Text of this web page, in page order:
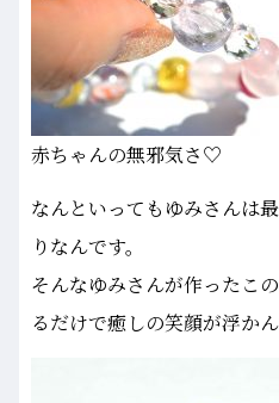
赤ちゃんの無邪気さ♡
なんといってもゆみさんは
りなんです。
そんなゆみさんが作ったこ
るだけで癒しの笑顔が浮かん